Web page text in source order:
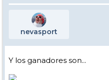
nevasport
Y los ganadores son...